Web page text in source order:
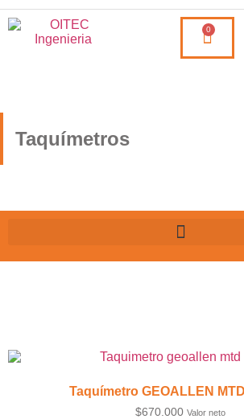
0
Taquímetros
Taquímetro GEOALLEN
$670.000 Valor neto